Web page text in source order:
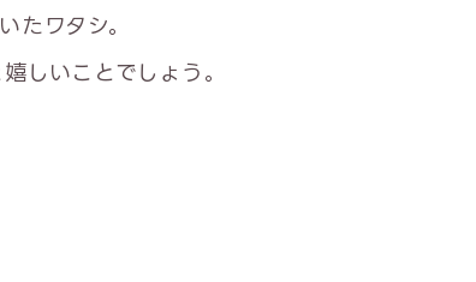
たワタシ。
しいことでしょう。